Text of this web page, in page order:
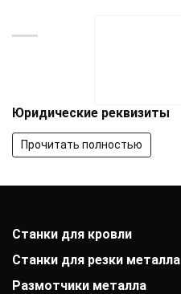
Юридические реквизиты
Прочитать полностью
Станки для кровли
Станки для резки металла
Размотчики металла